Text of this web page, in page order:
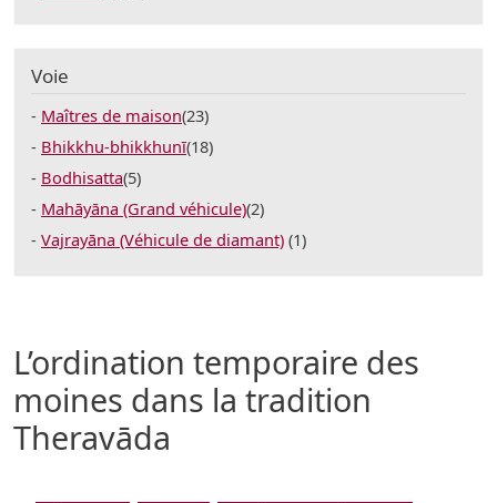
L’ordination temporaire des
moines dans la tradition
Theravāda
Voie
Maîtres de maison(23)
Bhikkhu-bhikkhunī(18)
Bodhisatta(5)
Mahāyāna (Grand véhicule)(2)
Vajrayāna (Véhicule de diamant) (1)